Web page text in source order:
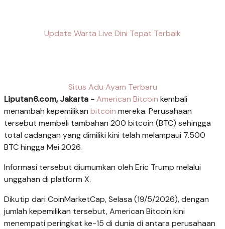
Update Warta Live Dini Tepat Terbaik
Situs Adu Ayam Terbaru
Liputan6.com, Jakarta -American Bitcoin kembali
menambah kepemilikan bitcoin mereka. Perusahaan
tersebut membeli tambahan 200 bitcoin (BTC) sehingga
total cadangan yang dimiliki kini telah melampaui 7.500
BTC hingga Mei 2026.
Informasi tersebut diumumkan oleh Eric Trump melalui
unggahan di platform X.
Dikutip dari CoinMarketCap, Selasa (19/5/2026), dengan
jumlah kepemilikan tersebut, American Bitcoin kini
menempati peringkat ke-15 di dunia di antara perusahaan